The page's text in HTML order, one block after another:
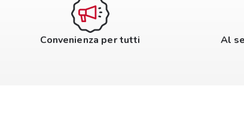
Convenienza per tutti Al